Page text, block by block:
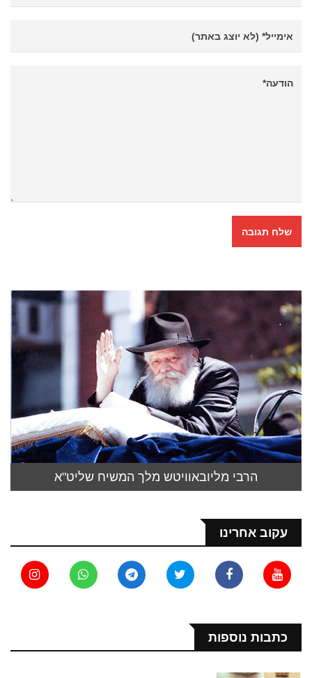
הרבי מליובאוויטש מלך המשיח שליט"א
עקוב אחרינו
כתבות נוספות